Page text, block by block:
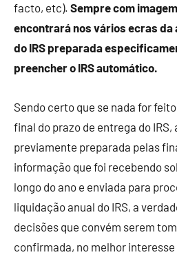
facto, etc). Sempre com
encontrará nos vários ecras da
do IRS preparada
preencher o IRS automático.
Sendo certo que se nada for
final do prazo de entrega do
previamente preparada pelas
informação que foi recebendo
longo do ano e enviada para
liquidação anual do IRS, a
decisões que convém serem
confirmada, no melhor